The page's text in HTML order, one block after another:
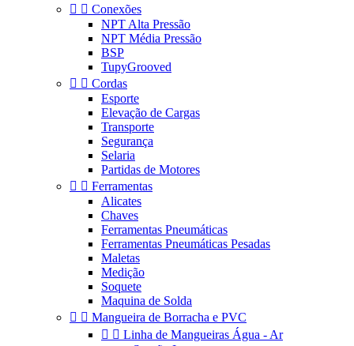
  Conexões
NPT Alta Pressão
NPT Média Pressão
BSP
TupyGrooved
  Cordas
Esporte
Elevação de Cargas
Transporte
Segurança
Selaria
Partidas de Motores
  Ferramentas
Alicates
Chaves
Ferramentas Pneumáticas
Ferramentas Pneumáticas Pesadas
Maletas
Medição
Soquete
Maquina de Solda
  Mangueira de Borracha e PVC
  Linha de Mangueiras Água - Ar